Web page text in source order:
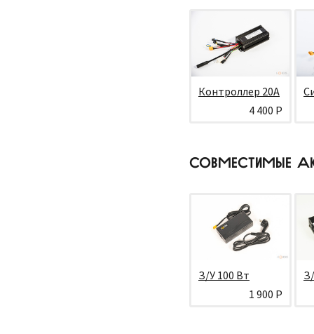
Контроллер 20А
4 400 Р
СОВМЕСТИМЫЕ
З/У 100 Вт
1 900 Р